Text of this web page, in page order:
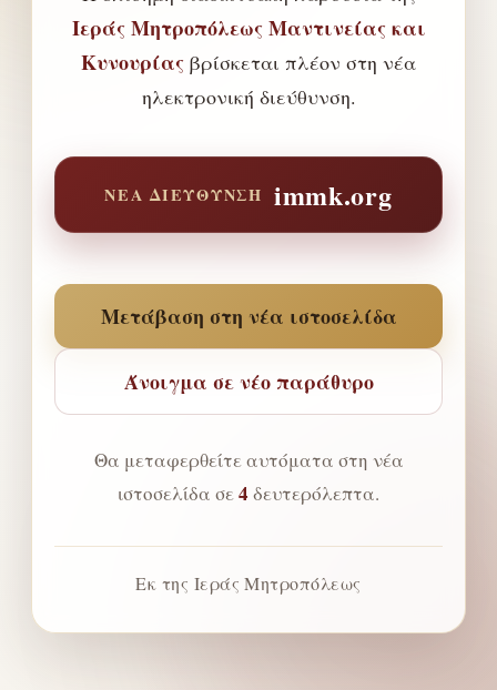
Ιεράς Μητροπόλεως Μαντινείας και
Κυνουρίας βρίσκεται πλέον στη νέα
ηλεκτρονική διεύθυνση.
ΝΈΑ ΔΙΕΎΘΥΝΣΗ immk.org
Μετάβαση στη νέα ιστοσελίδα
Άνοιγμα σε νέο παράθυρο
Θα μεταφερθείτε αυτόματα στη νέα
ιστοσελίδα σε4 δευτερόλεπτα.
Εκ της Ιεράς Μητροπόλεως